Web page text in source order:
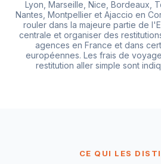
Lyon, Marseille, Nice, Bordeaux,
Nantes, Montpellier et Ajaccio en
rouler dans la majeure partie de
centrale et organiser des
agences en France et dans
européennes. Les frais de
restitution aller simple sont
CE QUI LES